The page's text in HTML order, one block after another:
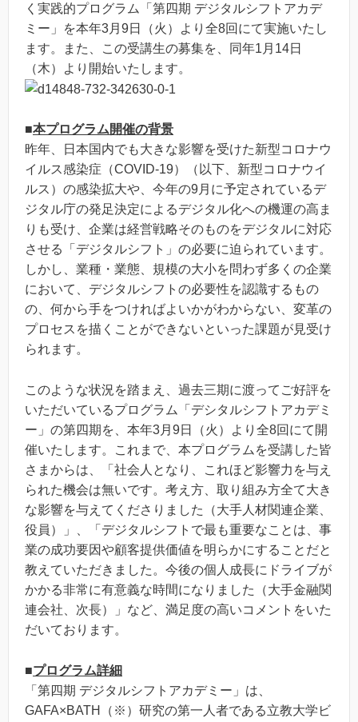
く実践的プログラム「第四期 デジタルシフトアカデ
ミー」を本年3月9日（火）より全8回にて実施いたし
ます。また、この受講生の募集を、同年1月14日
（木）より開始いたします。
■本プログラム開催の背景
昨年、日本国内でも大きな影響を受けた新型コロナウ
イルス感染症（COVID-19）（以下、新型コロナウイ
ルス）の感染拡大や、今年の9月に予定されているデ
ジタル庁の発足決定によるデジタル化への機運の高ま
りも受け、企業は経営戦略そのものをデジタルに対応
させる「デジタルシフト」の必要に迫られています。
しかし、業種・業態、規模の大小を問わず多くの企業
において、デジタルシフトの必要性を認識するもの
の、何から手をつければよいかがわからない、変革の
プロセスを描くことができないといった課題が見受け
られます。
このような状況を踏まえ、過去三期に渡ってご好評を
いただいているプログラム「デシタルシフトアカデミ
ー」の第四期を、本年3月9日（火）より全8回にて開
催いたします。これまで、本プログラムを受講した皆
さまからは、「社会人となり、これほど影響力を与え
られた機会は無いです。考え方、取り組み方全て大き
な影響を与えてくださりました（大手人材関連企業、
役員）」、「デジタルシフトで最も重要なことは、事
業の成功要因や顧客提供価値を明らかにすることだと
教えていただきました。今後の個人成長にドライブが
かかる非常に有意義な時間になりました（大手金融関
連会社、次長）」など、満足度の高いコメントをいた
だいております。
■プログラム詳細
「第四期 デジタルシフトアカデミー」は、
GAFA×BATH（※）研究の第一人者である立教大学ビ